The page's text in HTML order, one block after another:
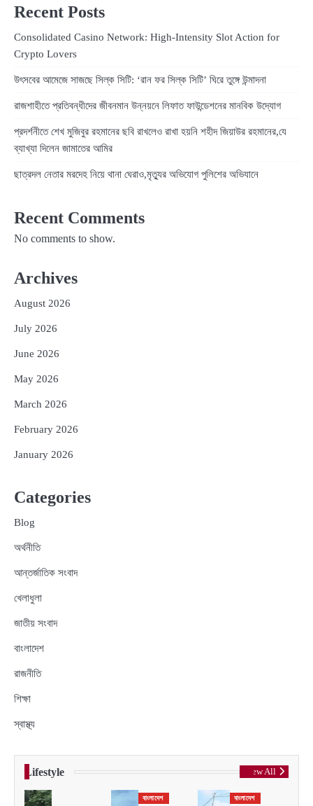
Recent Posts
Consolidated Casino Network: High‑Intensity Slot Action for
Crypto Lovers
উৎসবের আমেজে সাজছে সিল্ক সিটি: ‘রান ফর সিল্ক সিটি’ ঘিরে তুঙ্গে উন্মাদনা
রাজশাহীতে প্রতিবন্ধীদের জীবনমান উন্নয়নে লিফাত ফাউন্ডেশনের মানবিক উদ্যোগ
প্রদর্শনীতে শেখ মুজিবুর রহমানের ছবি রাখলেও রাখা হয়নি শহীদ জিয়াউর রহমানের,যে
ব্যাখ্যা দিলেন জামাতের আমির
ছাত্রদল নেতার মরদেহ নিয়ে থানা ঘেরাও,মৃত্যুর অভিযোগ পুলিশের অভিযানে
Recent Comments
No comments to show.
Archives
August 2026
July 2026
June 2026
May 2026
March 2026
February 2026
January 2026
Categories
Blog
অর্থনীতি
আন্তর্জাতিক সংবাদ
খেলাধুলা
জাতীয় সংবাদ
বাংলাদেশ
রাজনীতি
শিক্ষা
স্বাস্থ্য
Lifestyle View All
বাংলাদেশ বাংলাদেশ